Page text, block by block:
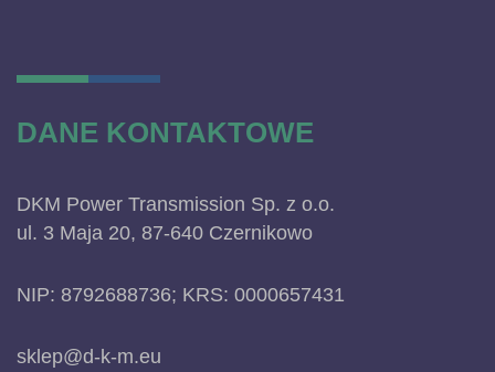
DANE KONTAKTOWE
DKM Power Transmission Sp. z o.o.
ul. 3 Maja 20, 87-640 Czernikowo
NIP: 8792688736; KRS: 0000657431
sklep@d-k-m.eu